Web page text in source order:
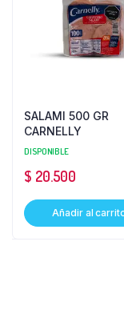
SALAMI 500 GR
CARNELLY
DISPONIBLE
$ 20.500
Añadir al